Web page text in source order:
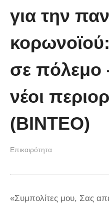
πρώτη στιγμή
νοηματική με
για την
σε πόλεμο
νέοι
(ΒΙΝΤΕΟ)
Επικαιρότητα
«Συμπολίτες μου, Σας